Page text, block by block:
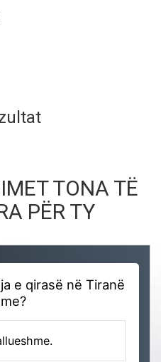
TONA TË
PËR TY